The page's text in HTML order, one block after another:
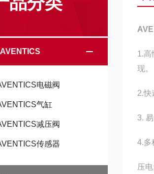
电磁阀
气缸
减压阀
传感器
1.高
现。
2.快
3.
4.多
压